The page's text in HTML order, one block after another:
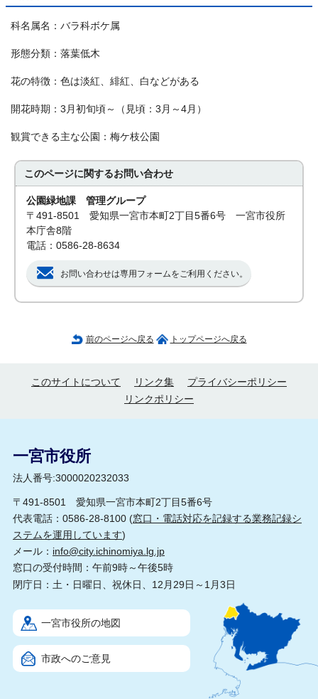
科名属名：バラ科ボケ属
形態分類：落葉低木
花の特徴：色は淡紅、緋紅、白などがある
開花時期：3月初旬頃～（見頃：3月～4月）
観賞できる主な公園：梅ケ枝公園
このページに関するお問い合わせ
公園緑地課 管理グループ
〒491-8501 愛知県一宮市本町2丁目5番6号 一宮市役所
本庁舎8階
電話：0586-28-8634
お問い合わせは専用フォームをご利用ください。
前のページへ戻る トップページへ戻る
このサイトについて リンク集
プライバシーポリシー
リンクポリシー
一宮市役所
法人番号:3000020232033
〒491-8501 愛知県一宮市本町2丁目5番6号
代表電話：0586-28-8100 (窓口・電話対応を記録する業務記録シ
ステムを運用しています)
メール： info@city.ichinomiya.lg.jp
窓口の受付時間：午前9時～午後5時
閉庁日：土・日曜日、祝休日、12月29日～1月3日
一宮市役所の地図
市政へのご意見